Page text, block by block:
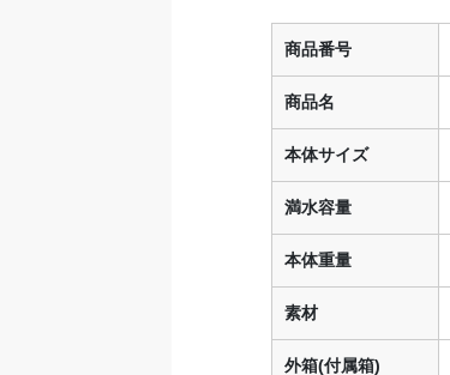
商品番号
商品名
本体サイズ
満水容量
本体重量
素材
外箱(付属箱)